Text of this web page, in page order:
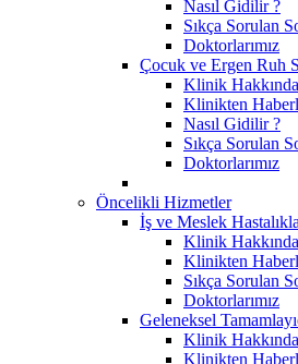
Nasıl Gidilir ?
Sıkça Sorulan
Doktorlarımız
Çocuk ve Ergen Ruh
Klinik Hakkında
Klinikten
Nasıl Gidilir ?
Sıkça Sorulan
Doktorlarımız
Öncelikli Hizmetler
İş ve Meslek
Klinik Hakkında
Klinikten
Sıkça Sorulan
Doktorlarımız
Geleneksel
Klinik Hakkında
Klinikten